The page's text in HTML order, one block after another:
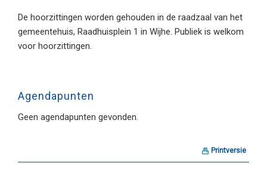
De hoorzittingen worden gehouden in de raadzaal van het
gemeentehuis, Raadhuisplein 1 in Wijhe. Publiek is welkom
voor hoorzittingen.
Agendapunten
Geen agendapunten gevonden.
Printversie